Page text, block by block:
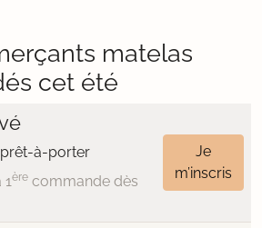
matelas
cet été
à-porter
1èrecommande dès
Je
m’inscris